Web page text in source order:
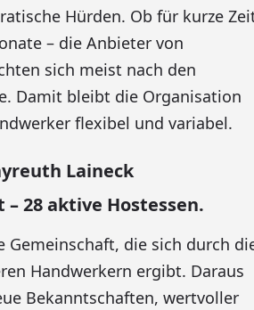
Hürden. Ob für kurze
– die Anbieter von
sich meist nach den
Damit bleibt die Organisation
flexibel und variabel.
Laineck
28 aktive Hostessen.
Gemeinschaft, die sich durch
Handwerkern ergibt. Daraus
Bekanntschaften, wertvoller